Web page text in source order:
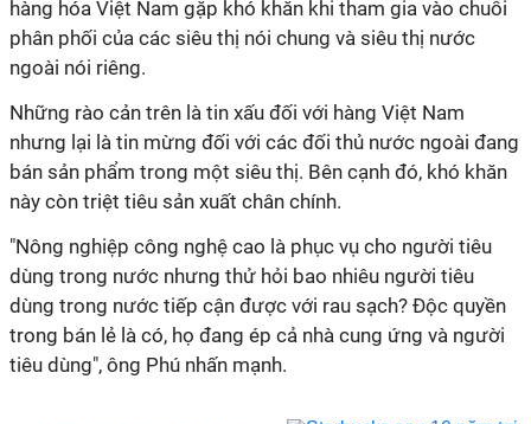
hàng hóa Việt Nam gặp khó khăn khi tham gia vào chuỗi
phân phối của các siêu thị nói chung và siêu thị nước
ngoài nói riêng.
Những rào cản trên là tin xấu đối với hàng Việt Nam
nhưng lại là tin mừng đối với các đối thủ nước ngoài đang
bán sản phẩm trong một siêu thị. Bên cạnh đó, khó khăn
này còn triệt tiêu sản xuất chân chính.
"Nông nghiệp công nghệ cao là phục vụ cho người tiêu
dùng trong nước nhưng thử hỏi bao nhiêu người tiêu
dùng trong nước tiếp cận được với rau sạch? Độc quyền
trong bán lẻ là có, họ đang ép cả nhà cung ứng và người
tiêu dùng", ông Phú nhấn mạnh.